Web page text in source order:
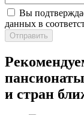
Вы
данных в
Отправить
и стран